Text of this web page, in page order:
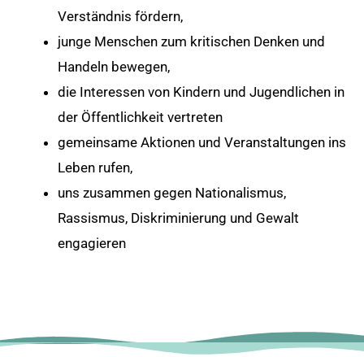
Verständnis fördern,
junge Menschen zum kritischen Denken und
Handeln bewegen,
die Interessen von Kindern und Jugendlichen in
der Öffentlichkeit vertreten
gemeinsame Aktionen und Veranstaltungen ins
Leben rufen,
uns zusammen gegen Nationalismus,
Rassismus, Diskriminierung und Gewalt
engagieren